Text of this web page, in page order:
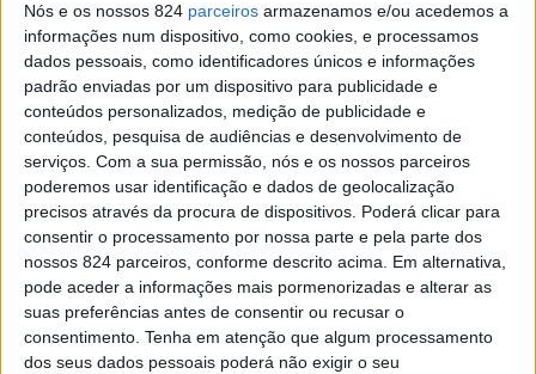
Nós e os nossos 824 parceiros armazenamos e/ou acedemos a
informações num dispositivo, como cookies, e processamos
dados pessoais, como identificadores únicos e informações
padrão enviadas por um dispositivo para publicidade e
conteúdos personalizados, medição de publicidade e
conteúdos, pesquisa de audiências e desenvolvimento de
serviços. Com a sua permissão, nós e os nossos parceiros
poderemos usar identificação e dados de geolocalização
precisos através da procura de dispositivos. Poderá clicar para
consentir o processamento por nossa parte e pela parte dos
nossos 824 parceiros, conforme descrito acima. Em alternativa,
pode aceder a informações mais pormenorizadas e alterar as
suas preferências antes de consentir ou recusar o
consentimento. Tenha em atenção que algum processamento
dos seus dados pessoais poderá não exigir o seu
O surto de Covid-19 que atingiu o lar da Santa Casa da
Misericórdia de Fronteira fez ontem mais óbito,
elevando para nove o número de mortes associadas à
infecção nesta instituição, e para 11 o número total de
mortes ocorridas destde o início da pandemia no
concelho de Fronteira.